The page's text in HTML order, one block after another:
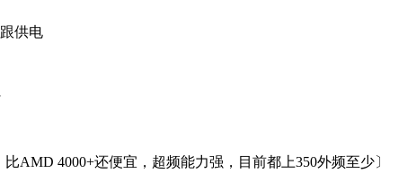
供电
AMD 4000+还便宜，超频能力强，目前都上350外频至少〕